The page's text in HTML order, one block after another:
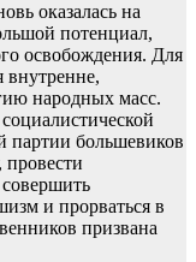
оказалась на
потенциал,
освобождения. Для
внутренне,
народных масс.
партии большевиков
провести
и прорваться в
призвана